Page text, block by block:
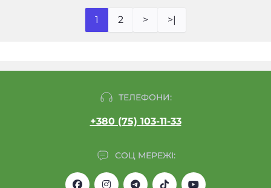
1 2 > >|
ТЕЛЕФОНИ:
+380 (75) 103-11-33
СОЦ МЕРЕЖІ: